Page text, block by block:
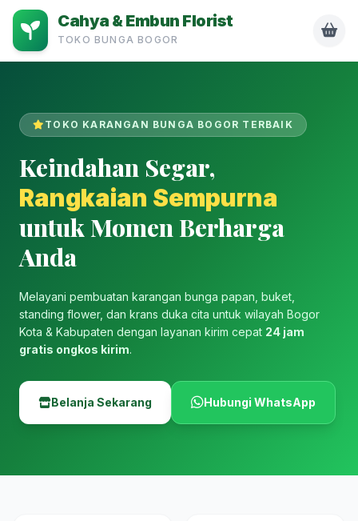
Cahya & Embun Florist
TOKO BUNGA BOGOR
TOKO KARANGAN BUNGA BOGOR TERBAIK
Keindahan Segar,
Rangkaian Sempurna
untuk Momen Berharga
Anda
Melayani pembuatan karangan bunga papan, buket,
standing flower, dan krans duka cita untuk wilayah Bogor
Kota & Kabupaten dengan layanan kirim cepat 24 jam
gratis ongkos kirim.
Belanja Sekarang Hubungi WhatsApp